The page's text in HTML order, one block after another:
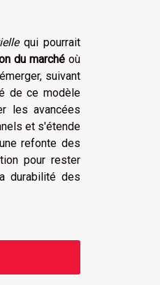
qui pourrait
du marché où
suivant
de ce modèle
les avancées
et s'étende
refonte des
pour rester
durabilité des